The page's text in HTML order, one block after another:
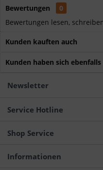
Bewertungen
0
Bewertungen lesen,
Kunden kauften auch
Kunden haben sich ebenfalls
Newsletter
Service Hotline
Shop Service
Informationen